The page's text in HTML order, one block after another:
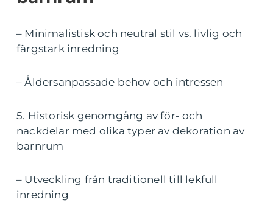
– Minimalistisk och neutral stil vs. livlig och
färgstark inredning
– Åldersanpassade behov och intressen
5. Historisk genomgång av för- och
nackdelar med olika typer av dekoration av
barnrum
– Utveckling från traditionell till lekfull
inredning